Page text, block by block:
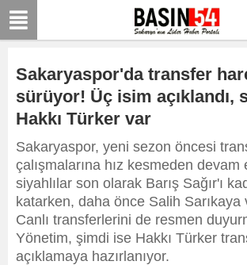
Sakaryaspor'da transfer
sürüyor! Üç isim açıklandı,
Hakkı Türker var
Sakaryaspor, yeni sezon öncesi
çalışmalarına hız kesmeden devam
siyahlılar son olarak Barış Sağır'ı
katarken, daha önce Salih Sarıkaya
Canlı transferlerini de resmen
Yönetim, şimdi ise Hakkı Türker
açıklamaya hazırlanıyor.